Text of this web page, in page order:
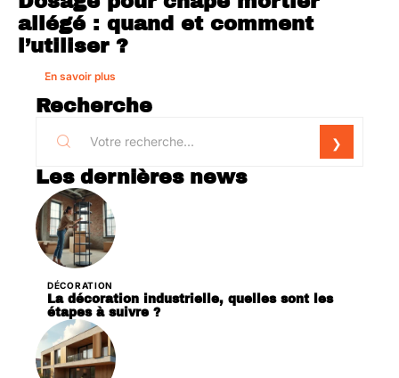
allégé : quand et comment
l’utiliser ?
En savoir plus
Recherche
Les dernières news
DÉCORATION
La décoration industrielle, quelles sont les
étapes à suivre ?